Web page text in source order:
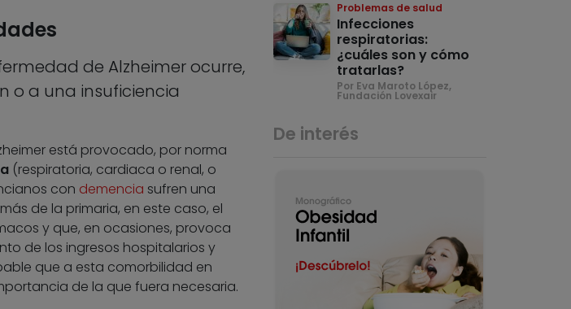
de Alzheimer ocurre,
o a una insuficiencia
está provocado, por norma
(respiratoria, cardiaca o renal, o
con demencia sufren una
de la primaria, en este caso, el
y que, en ocasiones, provoca
de los ingresos hospitalarios y
que a esta comorbilidad en
de la que fuera necesaria.
Problemas de salud
Infecciones
respiratorias:
¿cuáles son y cómo
tratarlas?
Por Eva Maroto López,
Fundación Lovexair
De interés